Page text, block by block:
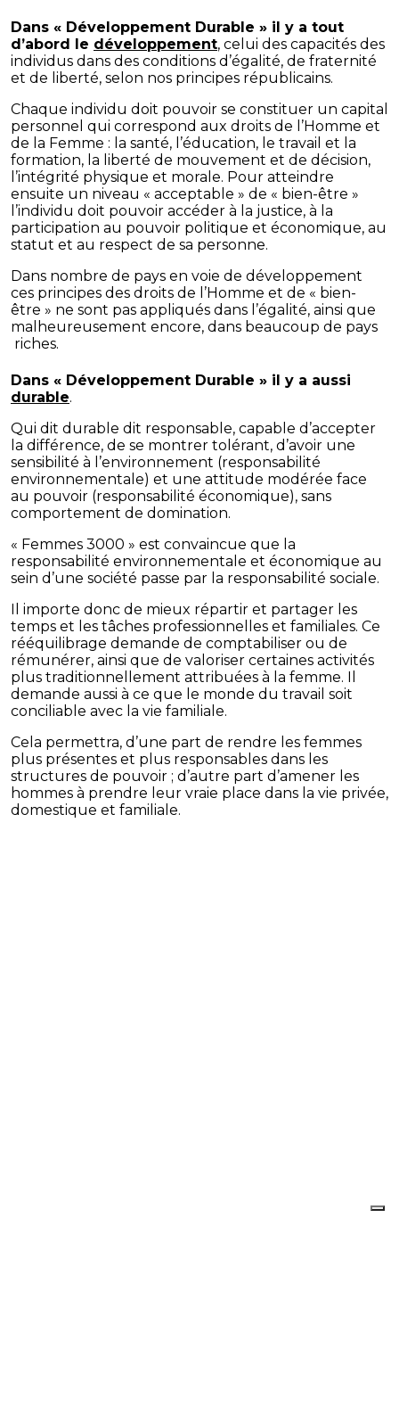
Dans « Développement Durable » il y a tout
d’abord le développement, celui des capacités des
individus dans des conditions d’égalité, de fraternité
et de liberté, selon nos principes républicains.
Chaque individu doit pouvoir se constituer un capital
personnel qui correspond aux droits de l’Homme et
de la Femme : la santé, l’éducation, le travail et la
formation, la liberté de mouvement et de décision,
l’intégrité physique et morale. Pour atteindre
ensuite un niveau « acceptable » de « bien-être »
l’individu doit pouvoir accéder à la justice, à la
participation au pouvoir politique et économique, au
statut et au respect de sa personne.
Dans nombre de pays en voie de développement
ces principes des droits de l’Homme et de « bien-
être » ne sont pas appliqués dans l’égalité, ainsi que
malheureusement encore, dans beaucoup de pays
riches.
Dans « Développement Durable » il y a aussi
durable.
Qui dit durable dit responsable, capable d’accepter
la différence, de se montrer tolérant, d’avoir une
sensibilité à l’environnement (responsabilité
environnementale) et une attitude modérée face
au pouvoir (responsabilité économique), sans
comportement de domination.
« Femmes 3000 » est convaincue que la
responsabilité environnementale et économique au
sein d’une société passe par la responsabilité sociale.
Il importe donc de mieux répartir et partager les
temps et les tâches professionnelles et familiales. Ce
rééquilibrage demande de comptabiliser ou de
rémunérer, ainsi que de valoriser certaines activités
plus traditionnellement attribuées à la femme. Il
demande aussi à ce que le monde du travail soit
conciliable avec la vie familiale.
Cela permettra, d’une part de rendre les femmes
plus présentes et plus responsables dans les
structures de pouvoir ; d’autre part d’amener les
hommes à prendre leur vraie place dans la vie privée,
domestique et familiale.